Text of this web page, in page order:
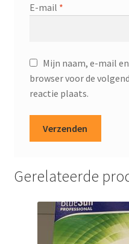
E-mail *
Mijn naam, e-mail
browser voor de
reactie plaats.
Gerelateerde